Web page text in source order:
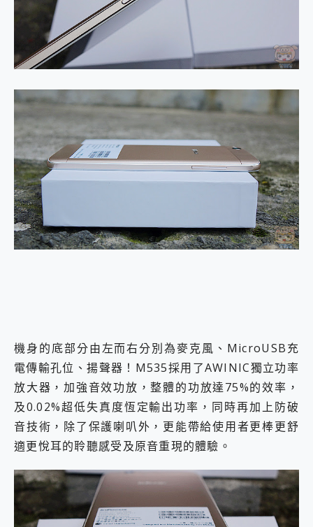
機身的底部分由左而右分別為麥克風、MicroUSB充
電傳輸孔位、揚聲器！M535採用了AWINIC獨立功率
放大器，加強音效功放，整體的功放達75%的效率，
及0.02%超低失真度恆定輸出功率，同時再加上防破
音技術，除了保護喇叭外，更能帶給使用者更棒更舒
適更悅耳的聆聽感受及原音重現的體驗。